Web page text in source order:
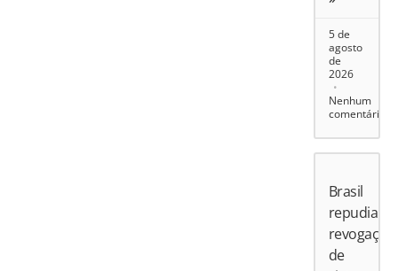
5 de
agosto
de
2026
Nenhum
comentário
Brasil
repudia
revogação
de